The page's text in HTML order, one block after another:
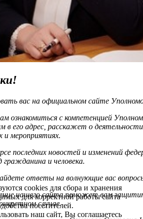
вас на официальном сайте
ознакомиться с компетенцией
его адрес, расскажет о
и мероприятиях.
последних новостей и изменений
и человека.
ответы на волнующие вас
нашего сайта поможет вам
случае.
cookies для сбора и хранения
для корректной работы сайта
посетителей.
наш сайт, Вы соглашаетесь